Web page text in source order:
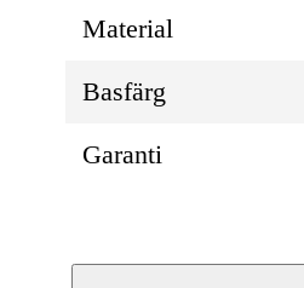
Material
Basfärg
Garanti